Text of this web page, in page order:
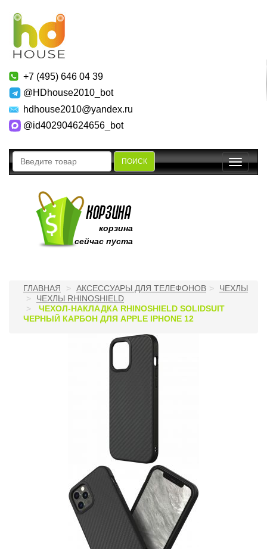
+7 (495) 646 04 39
@HDhouse2010_bot
hdhouse2010@yandex.ru
@id402904624656_bot
ПОИСК
Toggle
корзина
сейчас пуста
ГЛАВНАЯ АКСЕССУАРЫ ДЛЯ ТЕЛЕФОНОВ
ЧЕХЛЫ
ЧЕХЛЫ RHINOSHIELD
ЧЕХОЛ-НАКЛАДКА RHINOSHIELD SOLIDSUIT
ЧЕРНЫЙ КАРБОН ДЛЯ APPLE IPHONE 12